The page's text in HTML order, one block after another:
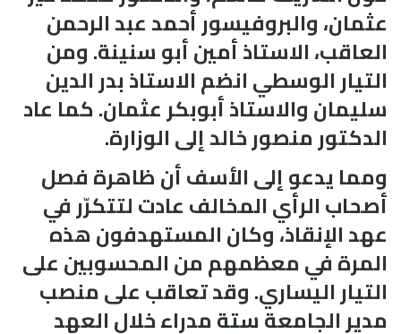
عثمان، والبروفيسور أحمد عبد الرحمن
العاقب، الاستاذ أمين أبو سنينة. ومن
التيار الوسطي انضم الاستاذ بدر الدين
سليمان والاستاذ أبوبكر عثمان. كما عاد
الدكتور منصور خالد إلى الوزارة.
ومما يدعو إلى الأسف أن ظاهرة فصل
أصحاب الرأي المخالف عادت لتتكرّر في
عهد الإنقاذ، وكان المستهدفون هذه
المرة في معظمهم من المحسوبين على
التيار اليساري. وقد تعاقب على منصب
مدير الجامعة ستة مدراء خلال العهد